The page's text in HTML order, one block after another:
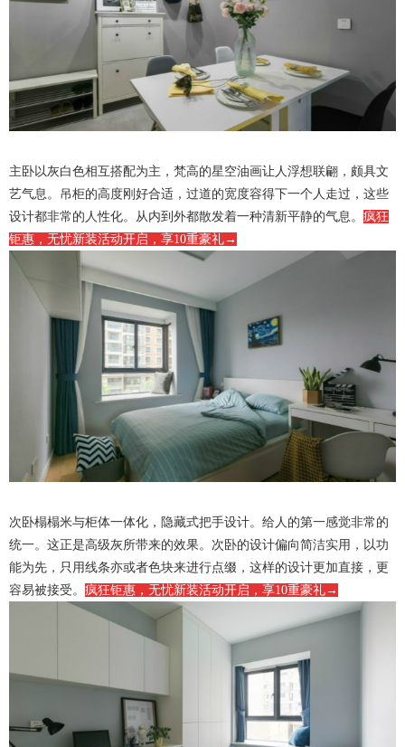
主卧以灰白色相互搭配为主，梵高的星空油画让人浮想联翩，颇具文
艺气息。吊柜的高度刚好合适，过道的宽度容得下一个人走过，这些
设计都非常的人性化。从内到外都散发着一种清新平静的气息。 疯狂
钜惠，无忧新装活动开启，享10重豪礼→
次卧榻榻米与柜体一体化，隐藏式把手设计。给人的第一感觉非常的
统一。这正是高级灰所带来的效果。次卧的设计偏向简洁实用，以功
能为先，只用线条亦或者色块来进行点缀，这样的设计更加直接，更
容易被接受。 疯狂钜惠，无忧新装活动开启，享10重豪礼→